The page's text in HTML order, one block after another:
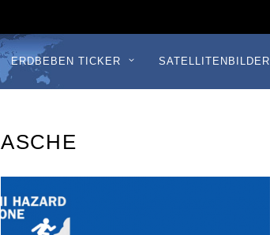
ERDBEBEN TICKER SATELLITENBILDER
ASCHE